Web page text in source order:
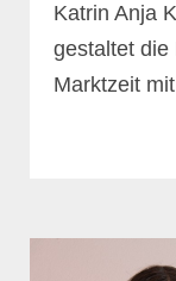
Katrin Anja
gestaltet die
Marktzeit